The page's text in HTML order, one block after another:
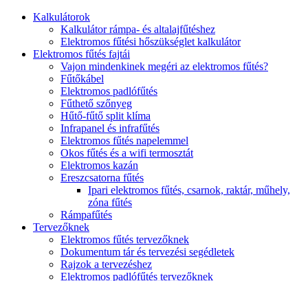
Kalkulátorok
Kalkulátor rámpa- és altalajfűtéshez
Elektromos fűtési hőszükséglet kalkulátor
Elektromos fűtés fajtái
Vajon mindenkinek megéri az elektromos fűtés?
Fűtőkábel
Elektromos padlófűtés
Fűthető szőnyeg
Hűtő-fűtő split klíma
Infrapanel és infrafűtés
Elektromos fűtés napelemmel
Okos fűtés és a wifi termosztát
Elektromos kazán
Ereszcsatorna fűtés
Ipari elektromos fűtés, csarnok, raktár, műhely,
zóna fűtés
Rámpafűtés
Tervezőknek
Elektromos fűtés tervezőknek
Dokumentum tár és tervezési segédletek
Rajzok a tervezéshez
Elektromos padlófűtés tervezőknek